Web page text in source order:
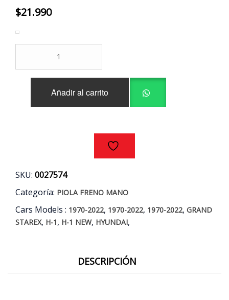
$21.990
MANO
IZQUIERDA
AÑOS
08/19
cantidad
Añadir al carrito
SKU: 0027574
Categoría: PIOLA FRENO MANO
Cars Models : 1970-2022, 1970-2022, 1970-2022, GRAND
STAREX, H-1, H-1 NEW, HYUNDAI,
DESCRIPCIÓN